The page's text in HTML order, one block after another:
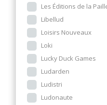
Les Éditions de la
Libellud
Loisirs Nouveaux
Loki
Lucky Duck Games
Ludarden
Ludistri
Ludonaute